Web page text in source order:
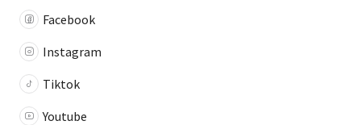
Facebook
Instagram
Tiktok
Youtube